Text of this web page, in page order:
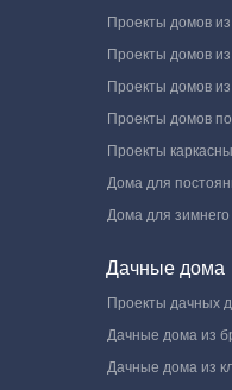
Проекты домов
Проекты домов
Проекты домов
Проекты домов
Проекты
Дома для
Дома для
Дачные дома
Проекты дачных
Дачные дома из
Дачные дома из